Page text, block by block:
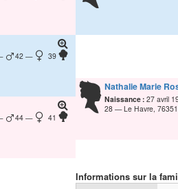
42 39
44 41
Nathalie Marie
Naissance : 27 avril
28
Le Havre,
Informations sur la